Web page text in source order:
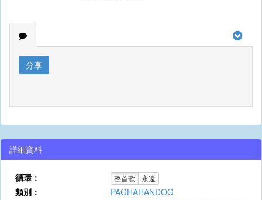
分享
詳細資料
循環： 整首歌 永遠
類別：
PAGHAHANDOG